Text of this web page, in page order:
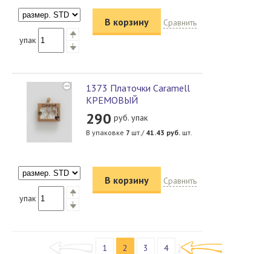
упак
В корзину Сравнить
1373 Платочки Caramell
КРЕМОВЫЙ
290 руб. упак
В упаковке 7 шт./ 41.43 руб. шт.
упак
В корзину Сравнить
1 2 3 4